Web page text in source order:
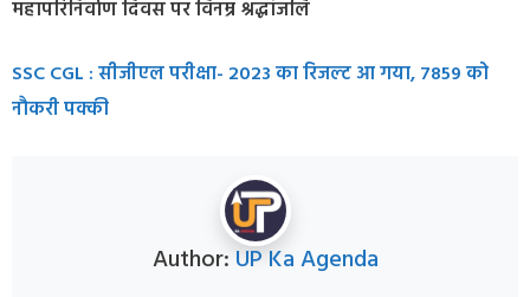
महापरिनिर्वाण दिवस पर विनम्र श्रद्धांजलि
SSC CGL : सीजीएल परीक्षा- 2023 का रिजल्‍ट आ गया, 7859 को
नौकरी पक्‍की
Author: UP Ka Agenda